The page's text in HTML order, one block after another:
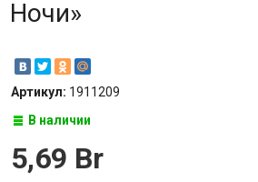
Ночи»
Артикул: 1911209
В наличии
5,69 Br